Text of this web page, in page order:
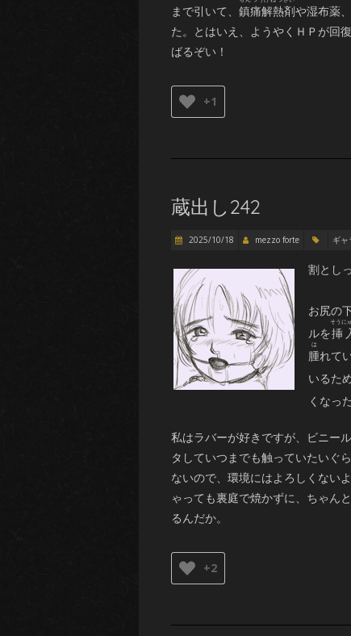
まで引いて、 鎮痛解熱剤や湿布薬
た。とはいえ、ようやくＨＰが回
ばるぞい！
+1
蔵出し242
2025/10/18 mezzo forte ギャ
割とし
お尻の
ルを挿
腫れて
いるた
くなっ
私はラバーが好きですが、ビニー
タしていつまでも触っていたいぐ
ないので、環境にはよろしくない
ゃっても裏庭で焼かずに、ちゃん
るんだか。
+2